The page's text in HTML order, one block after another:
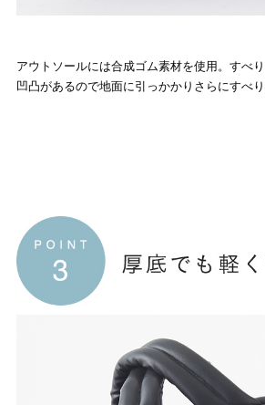
アウトソールには合成ゴム素材を使用。すべ
凹凸があるので地面に引っかかりさらにすべり